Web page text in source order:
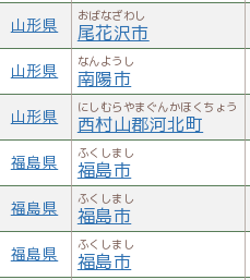
山形県 おばなざわし
尾花沢市
山形県 なんようし
南陽市
山形県 にしむらやまぐんかほくちょう
西村山郡河北町
福島県 ふくしまし
福島市
福島県 ふくしまし
福島市
福島県 ふくしまし
福島市